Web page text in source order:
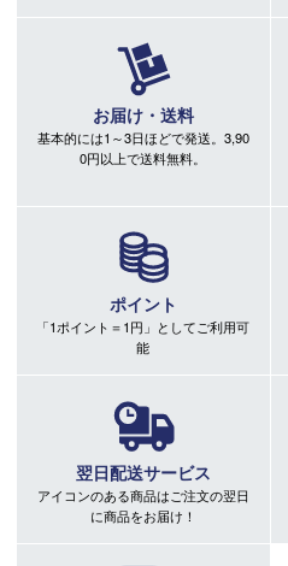
お届け・送料
基本的には1～3日ほどで発送。3,90
0円以上で送料無料。
ポイント
「1ポイント＝1円」としてご利用可
能
翌日配送サービス
アイコンのある商品はご注文の翌日
に商品をお届け！